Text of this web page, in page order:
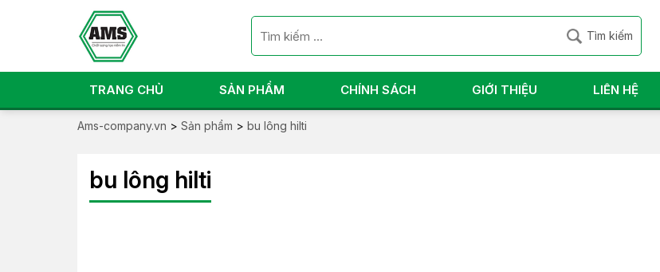
TRANG CHỦ SẢN PHẨM CHÍNH SÁCH GIỚI THIỆU LIÊN HỆ
Ams-company.vn > Sản phẩm > bu lông hilti
bu lông hilti